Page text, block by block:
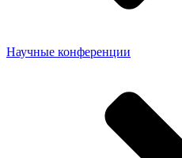
Научные конференции